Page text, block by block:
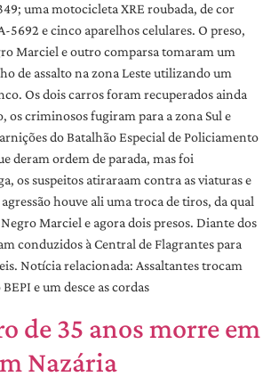
uma motocicleta XRE roubada, de cor
5692 e cinco aparelhos celulares. O preso,
Marciel e outro comparsa tomaram um
de assalto na zona Leste utilizando um
Os dois carros foram recuperados ainda
os criminosos fugiram para a zona Sul e
do Batalhão Especial de Policiamento
deram ordem de parada, mas foi
os suspeitos atiraraam contra as viaturas e
houve ali uma troca de tiros, da qual
Marciel e agora dois presos. Diante dos
conduzidos à Central de Flagrantes para
Notícia relacionada: Assaltantes trocam
e um desce as cordas
de 35 anos morre em
Nazária